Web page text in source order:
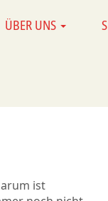
ÜBER UNS
ist